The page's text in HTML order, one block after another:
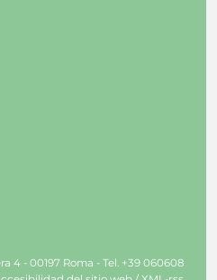
4 - 00197 Roma - Tel. +39 060608